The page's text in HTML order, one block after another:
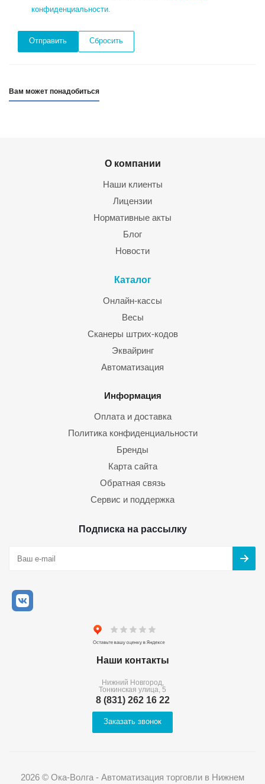
конфиденциальности.
Сбросить
Вам может понадобиться
О компании
Наши клиенты
Лицензии
Нормативные акты
Блог
Новости
Каталог
Онлайн-кассы
Весы
Сканеры штрих-кодов
Эквайринг
Автоматизация
Информация
Оплата и доставка
Политика конфиденциальности
Бренды
Карта сайта
Обратная связь
Сервис и поддержка
Подписка на рассылку
Наши контакты
Нижний Новгород,
Тонкинская улица, 5
8 (831) 262 16 22
Заказать звонок
2026 © Ока-Волга - Автоматизация торговли в Нижнем